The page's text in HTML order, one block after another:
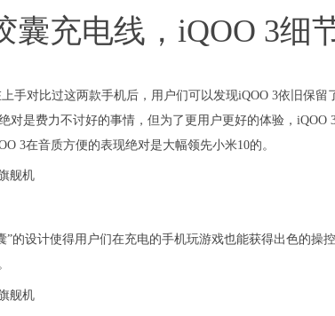
囊充电线，iQOO 3细
手对比过这两款手机后，用户们可以发现iQOO 3依旧保留
对是费力不讨好的事情，但为了更用户更好的体验，iQOO
3在音质方便的表现绝对是大幅领先小米10的。
的设计使得用户们在充电的手机玩游戏也能获得出色的操